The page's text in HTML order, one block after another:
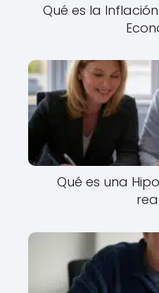
Qué es la
Qué es una